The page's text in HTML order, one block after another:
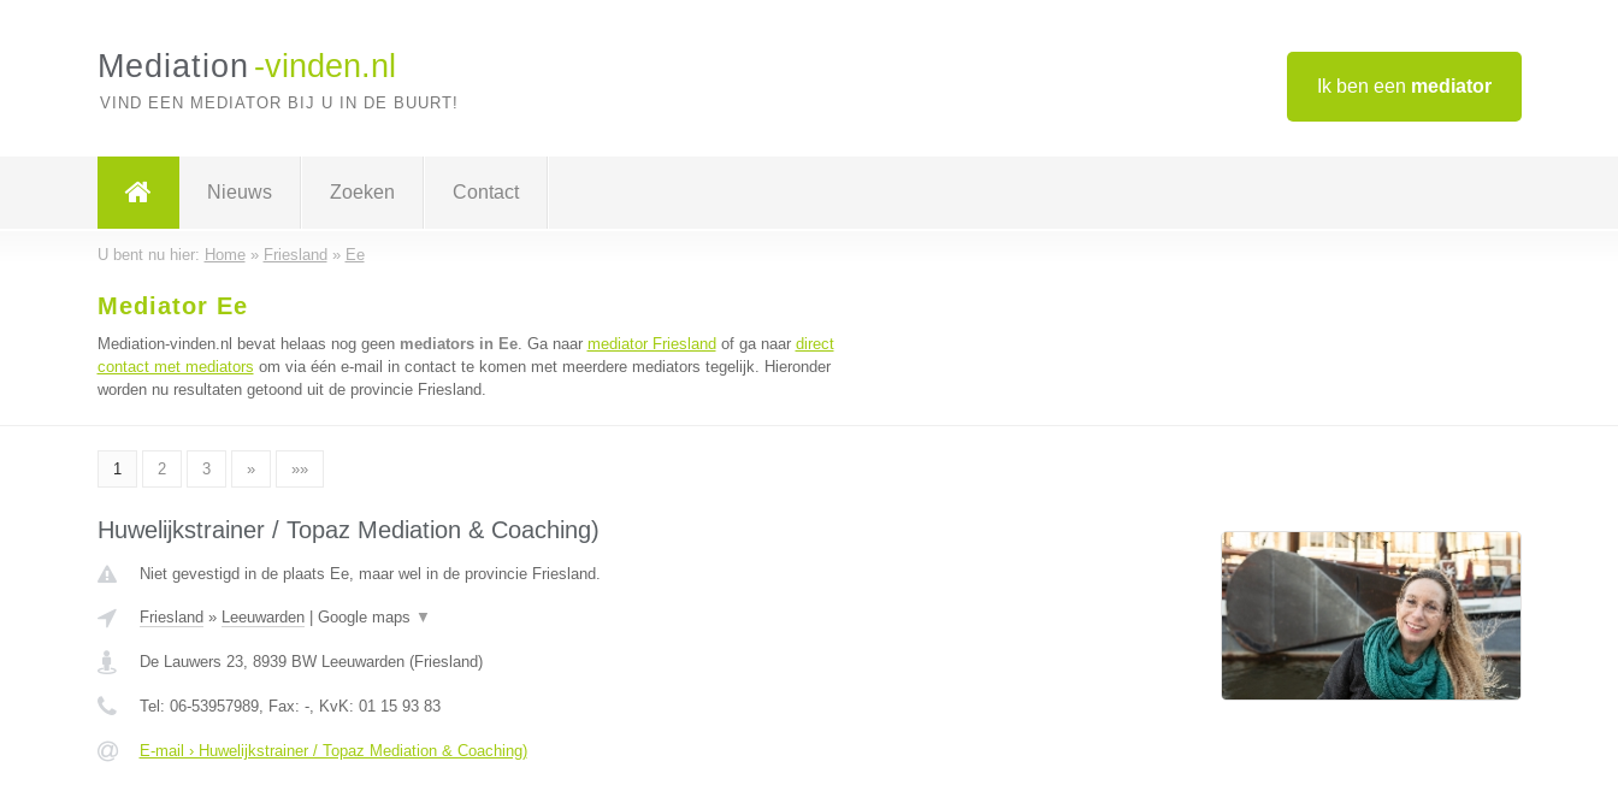
Ik ben een mediator
Mediation -vinden.nl
VIND EEN MEDIATOR BIJ U IN DE BUURT!
Nieuws Zoeken Contact
U bent nu hier: Home» Friesland » Ee
Mediator Ee
Mediation-vinden.nl bevat helaas nog geen mediators in Ee. Ga naar mediator Friesland of ga naar direct
contact met mediators om via één e-mail in contact te komen met meerdere mediators tegelijk. Hieronder
worden nu resultaten getoond uit de provincie Friesland.
1 2 3 » »»
Huwelijkstrainer / Topaz Mediation & Coaching)
Niet gevestigd in de plaats Ee, maar wel in de provincie Friesland.
Friesland » Leeuwarden| Google maps ▼
De Lauwers 23, 8939 BW Leeuwarden(Friesland)
Tel: 06-53957989, Fax: -, KvK: 01 15 93 83
E-mail › Huwelijkstrainer / Topaz Mediation & Coaching)